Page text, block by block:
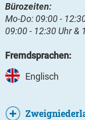
Bürozeiten:
Mo-Do: 09:00 -
09:00 - 12:30 Uhr &
Fremdsprachen:
Englisch